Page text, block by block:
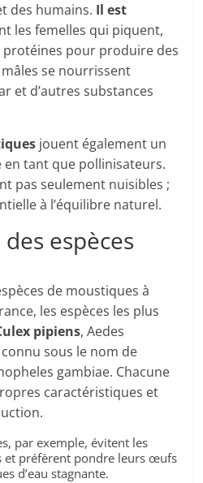
des humains. Il est
les femelles qui piquent,
protéines pour produire des
se nourrissent
et d’autres substances
jouent également un
en tant que pollinisateurs.
pas seulement nuisibles ;
à l’équilibre naturel.
espèces
de moustiques à
les espèces les plus
pipiens, Aedes
sous le nom de
gambiae. Chacune
caractéristiques et
par exemple, évitent les
et préfèrent pondre leurs œufs
d’eau stagnante.